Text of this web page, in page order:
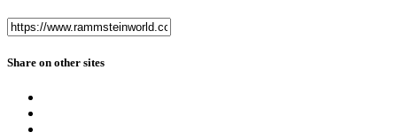
Share on other sites